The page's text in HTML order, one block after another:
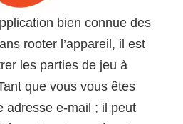
bien connue des
rooter l’appareil, il est
les parties de jeu à
que vous vous êtes
adresse e-mail ; il peut